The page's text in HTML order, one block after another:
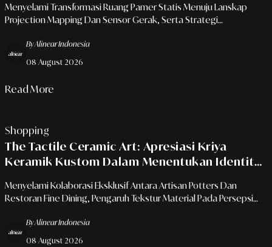
Menyelami Transformasi Ruang Pamer Statis Menuju Lanskap
Projection Mapping Dan Sensor Gerak, Serta Strategi
By Alinear Indonesia
08 August 2026
Read More
Shopping
The Tactile Ceramic Art: Apresiasi Kriya
Keramik Kustom Dalam Menentukan Identitas
Menyelami Kolaborasi Eksklusif Antara Artisan Potters Dan
Restoran Fine Dining, Pengaruh Tekstur Material Pada Persepsi
By Alinear Indonesia
08 August 2026